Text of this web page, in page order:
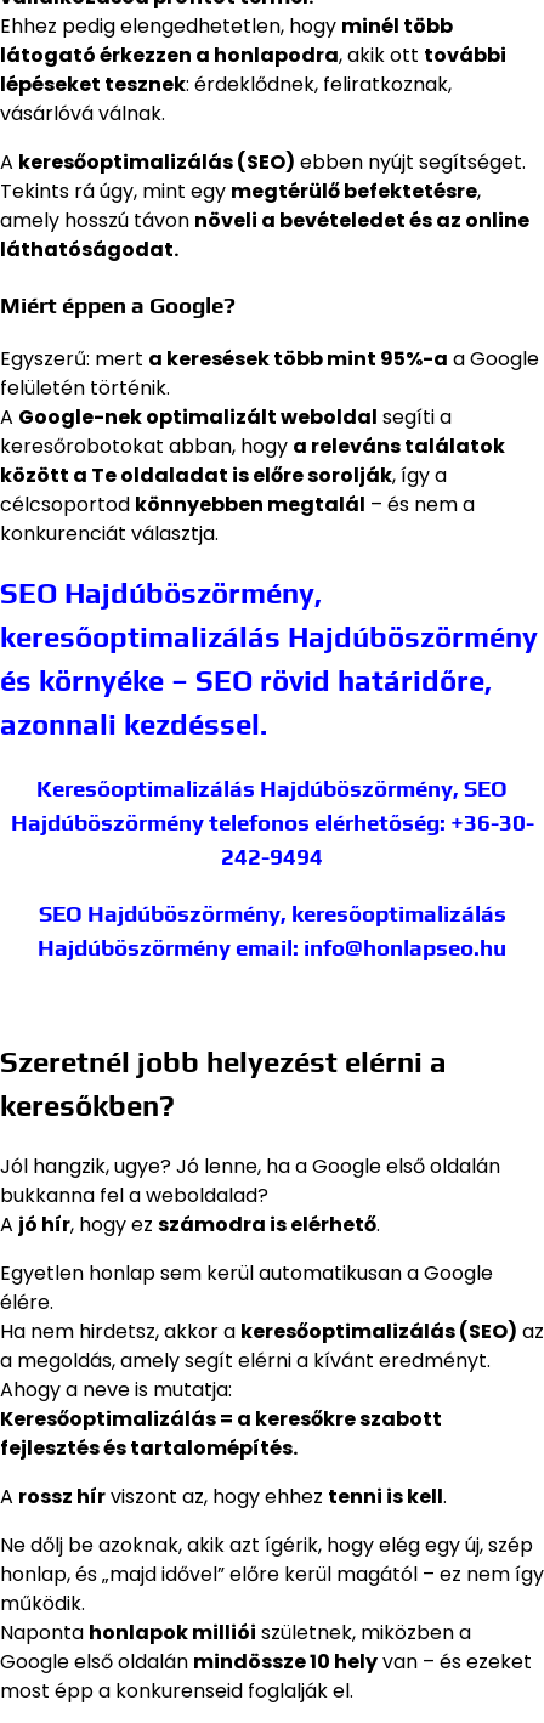
Ehhez pedig elengedhetetlen, hogy minél több
látogató érkezzen a honlapodra, akik ott további
lépéseket tesznek: érdeklődnek, feliratkoznak,
vásárlóvá válnak.
A keresőoptimalizálás (SEO) ebben nyújt segítséget.
Tekints rá úgy, mint egy megtérülő befektetésre,
amely hosszú távon növeli a bevételedet és az online
láthatóságodat.
Miért éppen a Google?
Egyszerű: mert a keresések több mint 95%-a a Google
felületén történik.
A Google-nek optimalizált weboldal segíti a
keresőrobotokat abban, hogy a releváns találatok
között a Te oldaladat is előre sorolják, így a
célcsoportod könnyebben megtalál – és nem a
konkurenciát választja.
SEO Hajdúböszörmény,
keresőoptimalizálás Hajdúböszörmény
és környéke – SEO rövid határidőre,
azonnali kezdéssel.
Keresőoptimalizálás Hajdúböszörmény, SEO
Hajdúböszörménytelefonos elérhetőség: +36-30-
242-9494
SEO Hajdúböszörmény, keresőoptimalizálás
Hajdúböszörmény email: info@honlapseo.hu
Szeretnél jobb helyezést elérni a
keresőkben?
Jól hangzik, ugye? Jó lenne, ha a Google első oldalán
bukkanna fel a weboldalad?
A jó hír, hogy ez számodra is elérhető.
Egyetlen honlap sem kerül automatikusan a Google
élére.
Ha nem hirdetsz, akkor a keresőoptimalizálás (SEO) az
a megoldás, amely segít elérni a kívánt eredményt.
Ahogy a neve is mutatja:
Keresőoptimalizálás = a keresőkre szabott
fejlesztés és tartalomépítés.
A rossz hírviszont az, hogy ehhez tenni is kell.
Ne dőlj be azoknak, akik azt ígérik, hogy elég egy új, szép
honlap, és „majd idővel” előre kerül magától – ez nem így
működik.
Naponta honlapok milliói születnek, miközben a
Google első oldalán mindössze 10 helyvan – és ezeket
most épp a konkurenseid foglalják el.